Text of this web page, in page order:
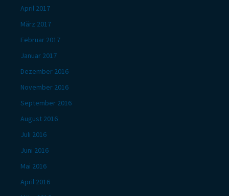
April 2017
März 2017
Februar 2017
Januar 2017
Dezember 2016
November 2016
September 2016
August 2016
Juli 2016
Juni 2016
Mai 2016
April 2016